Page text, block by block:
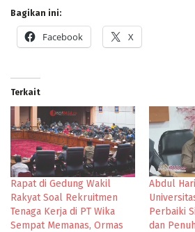
Bagikan ini:
Facebook X
Terkait
Rapat di Gedung Wakil
Rakyat Soal Rekruitmen
Tenaga Kerja di PT Wika
Sempat Memanas, Ormas
Abdul
Perbaiki
dan